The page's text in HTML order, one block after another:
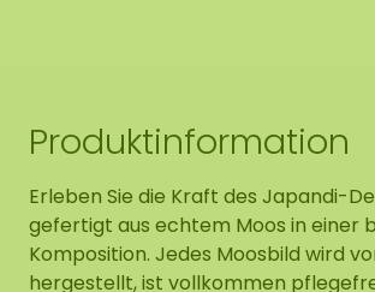
Produktinformation
Erleben Sie die Kraft des Japandi-
gefertigt aus echtem Moos in einer
Komposition. Jedes Moosbild wird
hergestellt, ist vollkommen